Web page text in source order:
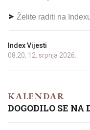
Želite raditi na
Index Vijesti
08:20, 12. srpnja 2026.
KALENDAR
DOGODILO SE